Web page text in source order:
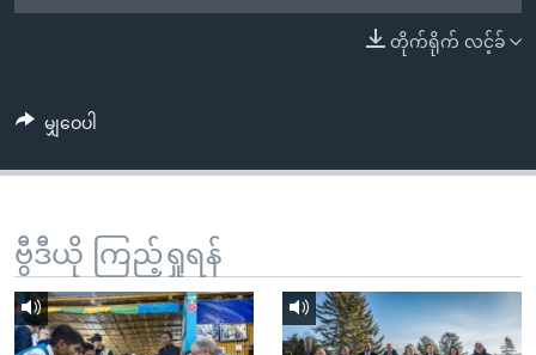
ပင်မ
စာမျက်နှာ
ကျော်
ရန်
ရှာဖွေ
ရန်
နေရာ
ရုပ်ရှင်ထဲက အင်္ဂလိပ်စာ
တီဗွီ
ရေဒီယို/တီဗွီအစီအစဉ်
ဗွီအိုအေ လူမှုကွန်ယက်များ
ဘာသာစကားများ
တိုက်ရိုက် လင့်ခ်
မျှဝေပါ
ဗွီဒီယို ကြည့်ရှုရန်